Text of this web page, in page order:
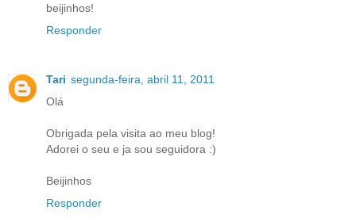
beijinhos!
Responder
Tari segunda-feira, abril 11, 2011
Olá
Obrigada pela visita ao meu blog!
Adorei o seu e ja sou seguidora :)
Beijinhos
Responder